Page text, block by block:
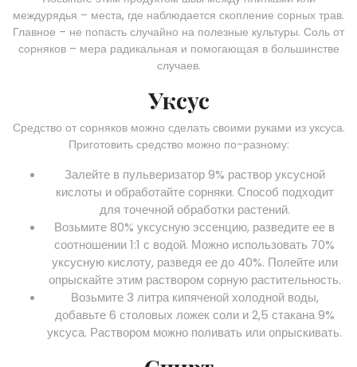
междурядья – места, где наблюдается скопление сорных трав.
Главное – не попасть случайно на полезные культуры. Соль от
сорняков – мера радикальная и помогающая в большинстве
случаев.
Уксус
Средство от сорняков можно сделать своими руками из уксуса.
Приготовить средство можно по-разному:
Залейте в пульверизатор 9% раствор уксусной
кислоты и обработайте сорняки. Способ подходит
для точечной обработки растений.
Возьмите 80% уксусную эссенцию, разведите ее в
соотношении 1:1 с водой. Можно использовать 70%
уксусную кислоту, разведя ее до 40%. Полейте или
опрыскайте этим раствором сорную растительность.
Возьмите 3 литра кипяченой холодной воды,
добавьте 6 столовых ложек соли и 2,5 стакана 9%
уксуса. Раствором можно поливать или опрыскивать.